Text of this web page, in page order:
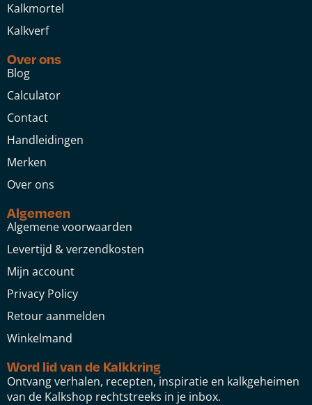
Kalkmortel
Kalkverf
Over ons
Blog
Calculator
Contact
Handleidingen
Merken
Over ons
Algemeen
Algemene voorwaarden
Levertijd & verzendkosten
Mijn account
Privacy Policy
Retour aanmelden
Winkelmand
Word lid van de Kalkkring
Ontvang verhalen, recepten, inspiratie en kalkgeheimen
van de Kalkshop rechtstreeks in je inbox.